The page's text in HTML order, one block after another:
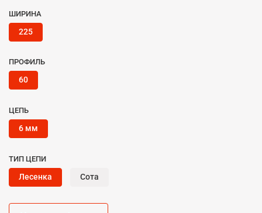
ШИРИНА
225
ПРОФИЛЬ
60
ЦЕПЬ
6 мм
ТИП ЦЕПИ
Лесенка Сота